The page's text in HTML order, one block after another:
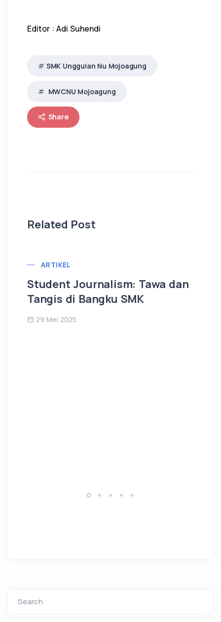
Editor : Adi Suhendi
SMK Unggulan Nu Mojoagung
MWCNU Mojoagung
Share
Related Post
ARTIKEL
Student Journalism: Tawa dan
Tangis di Bangku SMK
29 Mei 2025
Search